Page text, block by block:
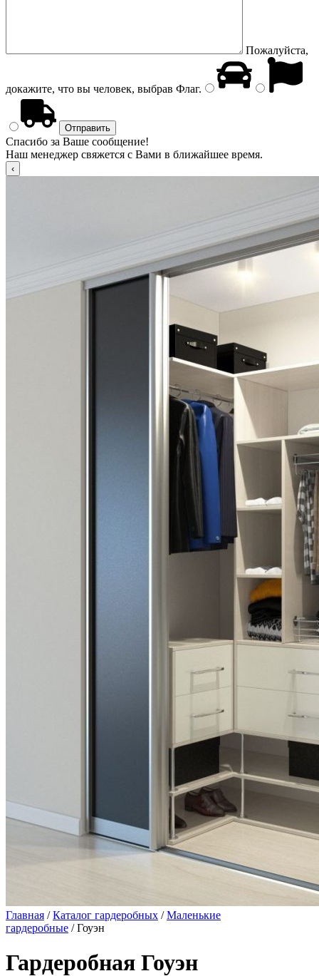
Пожалуйста,
докажите, что вы человек, выбрав Флаг.
Спасибо за Ваше сообщение!
Наш менеджер свяжется с Вами в ближайшее время.
Главная /Каталог гардеробных /Маленькие
гардеробные / Гоуэн
Гардеробная Гоуэн